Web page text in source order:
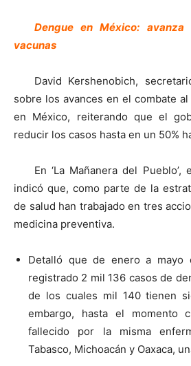
Dengue en México:
vacunas
David Kershenobich,
sobre los avances en el combate
en México, reiterando que el
reducir los casos hasta en un 50%
En ‘La Mañanera del
indicó que, como parte de la
de salud han trabajado en tres
medicina preventiva.
Detalló que de enero a mayo
registrado 2 mil 136 casos de
de los cuales mil 140 tienen
embargo, hasta el momento
fallecido por la misma
Tabasco, Michoacán y Oaxaca,